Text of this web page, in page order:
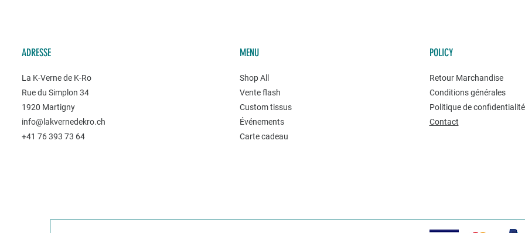
ADRESSE
La K-Verne de K-Ro
Rue du Simplon 34
1920 Martigny
info@lakvernedekro.ch
+41 76 393 73 64
MENU
Shop All
Vente flash
Custom tissus
Événements
Carte cadeau
POLICY
Retour Marchandise
Conditions générales
Politique de
Contact